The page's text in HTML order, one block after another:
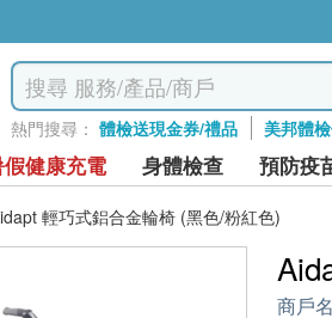
熱門搜尋： 體檢送現金券/禮品 美邦體
健康充電 身體檢查 預防疫
輕巧式鋁合金輪椅 (黑色/粉紅色)
商戶